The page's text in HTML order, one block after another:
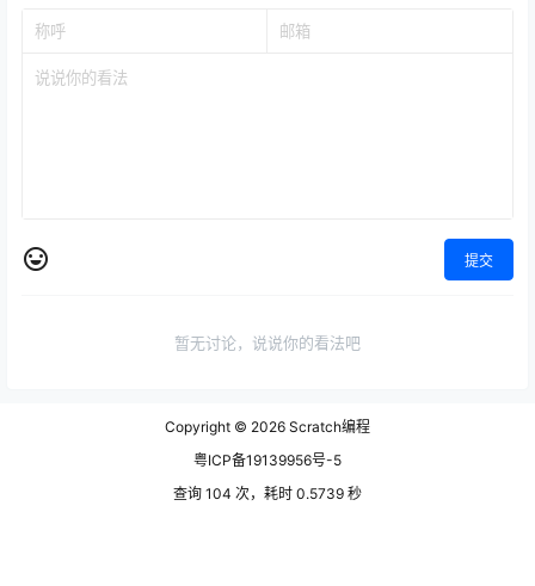
提交
暂无讨论，说说你的看法吧
Copyright © 2026 Scratch编程
粤ICP备19139956号-5
查询 104 次，耗时 0.5739 秒